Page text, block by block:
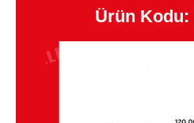
Ürün Kodu: